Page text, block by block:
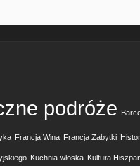
podróże
Francja Wina Francja Zabytki
Kuchnia włoska Kultura